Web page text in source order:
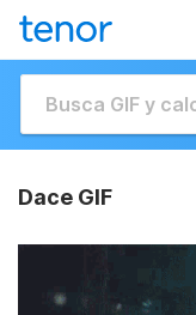
Dace GIF